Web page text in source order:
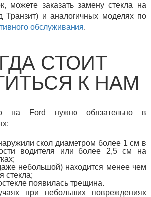
можете заказать замену стекла на
Транзит) и аналогичных моделях по
обслуживания.
СТОИТ
К НАМ
на Ford нужно обязательно в
скол диаметром более 1 см в
водителя или более 2,5 см на
небольшой) находится менее чем
стекла;
появилась трещина.
при небольших повреждениях